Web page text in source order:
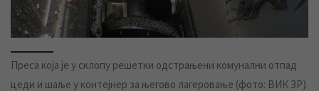
Преса која је у склопу решетки одстрањени комунални отпад
цеди и шаље у контејнер за његово лагеровање (фото: ВИК ЗР)